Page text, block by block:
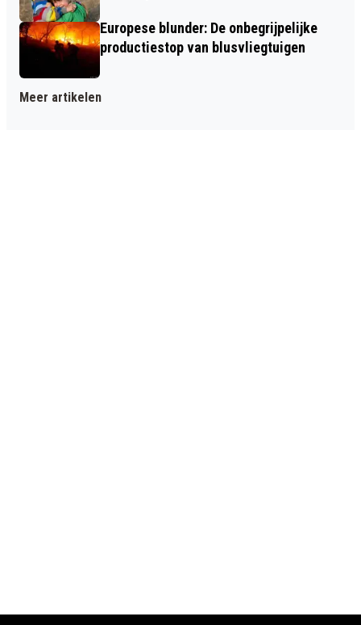
Europese blunder: De onbegrijpelijke
productiestop van blusvliegtuigen
Meer artikelen